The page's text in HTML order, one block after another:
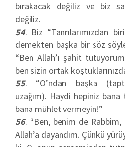
bırakacak değiliz ve biz
değiliz.
54. Biz “Tanrılarımızdan
demekten başka bir söz
“Ben Allah’ı şahit
ben sizin ortak
55. “O’ndan başka
uzağım). Haydi hepiniz
bana mühlet vermeyin!”
56. “Ben, benim de
Allah’a dayandım. Çünkü